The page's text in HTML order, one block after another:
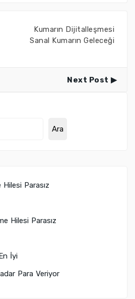
Kumarın Dijitalleşmesi
Sanal Kumarın Geleceği
Next Post
Ara
Parasız
Hilesi Parasız
İyi
Para Veriyor